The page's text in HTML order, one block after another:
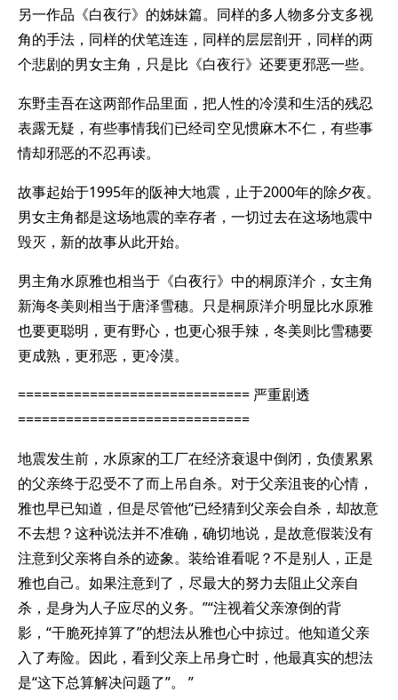
另一作品《白夜行》的姊妹篇。同样的多人物多分支多视
角的手法，同样的伏笔连连，同样的层层剖开，同样的两
个悲剧的男女主角，只是比《白夜行》还要更邪恶一些。
东野圭吾在这两部作品里面，把人性的冷漠和生活的残忍
表露无疑，有些事情我们已经司空见惯麻木不仁，有些事
情却邪恶的不忍再读。
故事起始于1995年的阪神大地震，止于2000年的除夕夜。
男女主角都是这场地震的幸存者，一切过去在这场地震中
毁灭，新的故事从此开始。
男主角水原雅也相当于《白夜行》中的桐原洋介，女主角
新海冬美则相当于唐泽雪穗。只是桐原洋介明显比水原雅
也要更聪明，更有野心，也更心狠手辣，冬美则比雪穗要
更成熟，更邪恶，更冷漠。
============================= 严重剧透
=============================
地震发生前，水原家的工厂在经济衰退中倒闭，负债累累
的父亲终于忍受不了而上吊自杀。对于父亲沮丧的心情，
雅也早已知道，但是尽管他“已经猜到父亲会自杀，却故意
不去想？这种说法并不准确，确切地说，是故意假装没有
注意到父亲将自杀的迹象。装给谁看呢？不是别人，正是
雅也自己。如果注意到了，尽最大的努力去阻止父亲自
杀，是身为人子应尽的义务。”“注视着父亲潦倒的背
影，“干脆死掉算了”的想法从雅也心中掠过。他知道父亲
入了寿险。因此，看到父亲上吊身亡时，他最真实的想法
是“这下总算解决问题了”。 ”